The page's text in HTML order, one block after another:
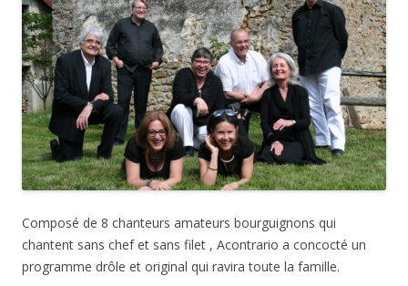
Composé de 8 chanteurs amateurs bourguignons qui
chantent sans chef et sans filet , Acontrario a concocté un
programme drôle et original qui ravira toute la famille.